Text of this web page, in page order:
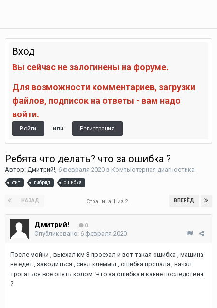
Вход
Вы сейчас не залогинены на форуме.
Для возможности комментариев, загрузки
файлов, подписок на ответы - вам надо
войти.
Войти или Регистрация
Ребята что делать? что за ошибка ?
Автор: Дмитрий!, 6 февраля 2020 в Компьютерная диагностика
фит гибрид ошибка
НАЗАД ВПЕРЁД
Страница 1 из 2
Дмитрий! 0
Опубликовано: 6 февраля 2020
После мойки , выехал км 3 проехал и вот такая ошибка , машина
не едет , заводиться , снял клеммы , ошибка пропала , начал
трогаться все опять колом .Что за ошибка и какие последствия
?